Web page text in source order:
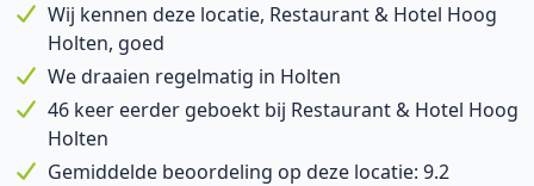
Wij kennen deze locatie, Restaurant & Hotel Hoog
Holten, goed
We draaien regelmatig in Holten
46 keer eerder geboekt bij Restaurant & Hotel Hoog
Holten
Gemiddelde beoordeling op deze locatie: 9.2